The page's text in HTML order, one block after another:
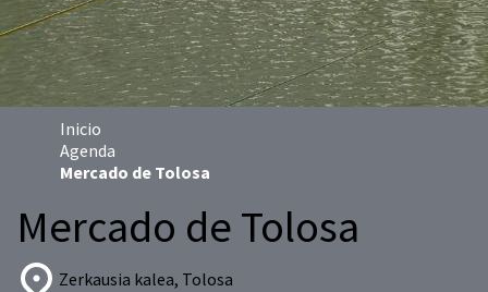
Inicio
Agenda
Mercado de Tolosa
Mercado de Tolosa
Zerkausia kalea, Tolosa